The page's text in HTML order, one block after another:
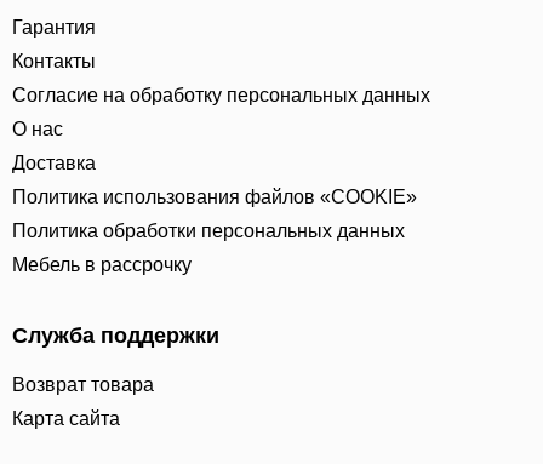
Гарантия
Контакты
Согласие на обработку персональных данных
О нас
Доставка
Политика использования файлов «COOKIE»
Политика обработки персональных данных
Мебель в рассрочку
Служба поддержки
Возврат товара
Карта сайта